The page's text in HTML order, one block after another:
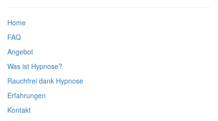
Home
FAQ
Angebot
Was ist Hypnose?
Rauchfrei dank Hypnose
Erfahrungen
Kontakt